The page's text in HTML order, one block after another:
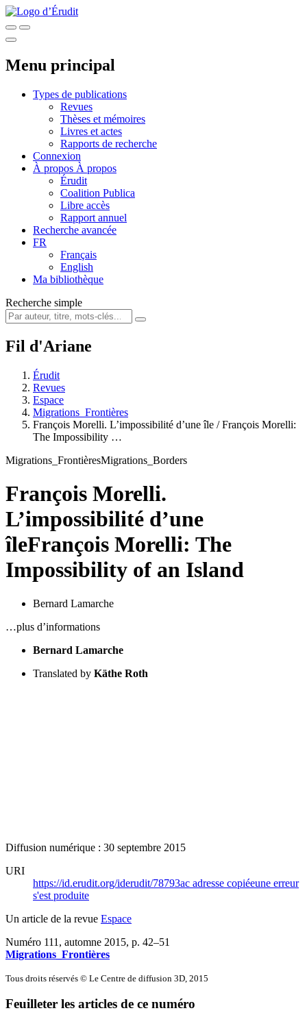
Menu principal
Types de publications
Revues
Thèses et mémoires
Livres et actes
Rapports de recherche
Connexion
À propos À propos
Érudit
Coalition Publica
Libre accès
Rapport annuel
Recherche avancée
FR
Français
English
Ma bibliothèque
Recherche simple
Fil d'Ariane
Érudit
Revues
Espace
Migrations_Frontières
François Morelli. L’impossibilité d’une île / François Morelli:
The Impossibility …
Migrations_FrontièresMigrations_Borders
François Morelli.
L’impossibilité d’une
îleFrançois Morelli: The
Impossibility of an Island
Bernard Lamarche
…plus d’informations
Bernard Lamarche
Translated by Käthe Roth
Diffusion numérique : 30 septembre 2015
URI
https://id.erudit.org/iderudit/78793ac adresse copiéeune erreur
s'est produite
Un article de la revue Espace
Numéro 111, automne 2015, p. 42–51
Migrations_Frontières
Tous droits réservés © Le Centre de diffusion 3D, 2015
Feuilleter les articles de ce numéro